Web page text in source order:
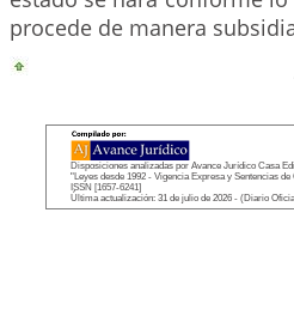
procede de manera
Disposiciones analizadas por Avance Jurídico Casa
"Leyes desde 1992 - Vigencia Expresa y Sentencias
ISSN [1657-6241]
Última actualización: 31 de julio de 2026 - (Diario